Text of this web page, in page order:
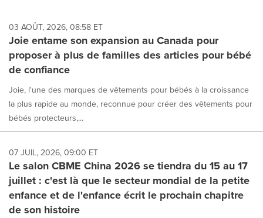
each
option
is
selected.
03 AOÛT, 2026, 08:58 ET
Joie entame son expansion au Canada pour
proposer à plus de familles des articles pour bébé
de confiance
Joie, l'une des marques de vêtements pour bébés à la croissance
la plus rapide au monde, reconnue pour créer des vêtements pour
bébés protecteurs,...
07 JUIL, 2026, 09:00 ET
Le salon CBME China 2026 se tiendra du 15 au 17
juillet : c'est là que le secteur mondial de la petite
enfance et de l'enfance écrit le prochain chapitre
de son histoire